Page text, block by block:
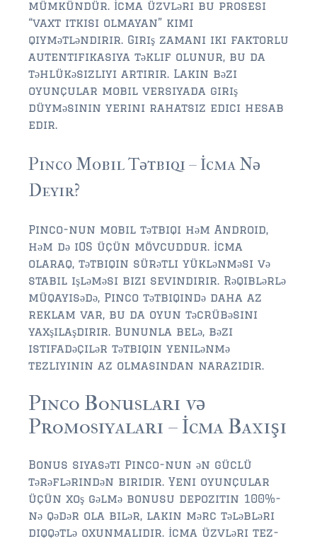
$2,000,000 and up
PONTE VEDRA / NOCATEE
$150,000 and down
$150,000 – $300,000
$350,000 – $500,000
$500,000 = $750,000
$750,000 – $1,000,000
$2,000,000 and up
PONTE VEDRA BEACH
$150,000 and down
$150,000 – $350,000
$350,000 – $500,000
$2,000,000 and up
AMELIA ISLAND
$150,000 and down
mümkündür. İcma üzvləri bu prosesi
“vaxt itkisi olmayan” kimi
qiymətləndirir. Giriş zamanı iki faktorlu
autentifikasiya təklif olunur, bu da
təhlükəsizliyi artırır. Lakin bəzi
oyunçular mobil versiyada giriş
düyməsinin yerini rahatsız edici hesab
edir.
Pinco Mobil Tətbiqi – İcma Nə
Deyir?
Pinco-nun mobil tətbiqi həm Android,
həm də iOS üçün mövcuddur. İcma
olaraq, tətbiqin sürətli yüklənməsi və
stabil işləməsi bizi sevindirir. Rəqiblərlə
müqayisədə, Pinco tətbiqində daha az
reklam var, bu da oyun təcrübəsini
yaxşılaşdırır. Bununla belə, bəzi
istifadəçilər tətbiqin yenilənmə
tezliyinin az olmasından narazıdır.
Pinco Bonusları və
Promosiyaları – İcma Baxışı
Bonus siyasəti Pinco-nun ən güclü
tərəflərindən biridir. Yeni oyunçular
üçün xoş gəlmə bonusu depozitin 100%-
nə qədər ola bilər, lakin mərc tələbləri
diqqətlə oxunmalıdır. İcma üzvləri tez-